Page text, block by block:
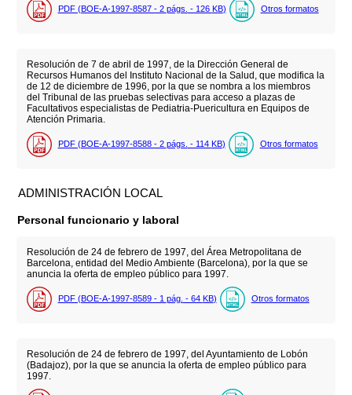
PDF (BOE-A-1997-8587 - 2 págs. - 126 KB) Otros formatos
Resolución de 7 de abril de 1997, de la Dirección General de
Recursos Humanos del Instituto Nacional de la Salud, que modifica la
de 12 de diciembre de 1996, por la que se nombra a los miembros
del Tribunal de las pruebas selectivas para acceso a plazas de
Facultativos especialistas de Pediatria-Puericultura en Equipos de
Atención Primaria.
PDF (BOE-A-1997-8588 - 2 págs. - 114 KB) Otros formatos
ADMINISTRACIÓN LOCAL
Personal funcionario y laboral
Resolución de 24 de febrero de 1997, del Área Metropolitana de
Barcelona, entidad del Medio Ambiente (Barcelona), por la que se
anuncia la oferta de empleo público para 1997.
PDF (BOE-A-1997-8589 - 1 pág. - 64 KB) Otros formatos
Resolución de 24 de febrero de 1997, del Ayuntamiento de Lobón
(Badajoz), por la que se anuncia la oferta de empleo público para
1997.